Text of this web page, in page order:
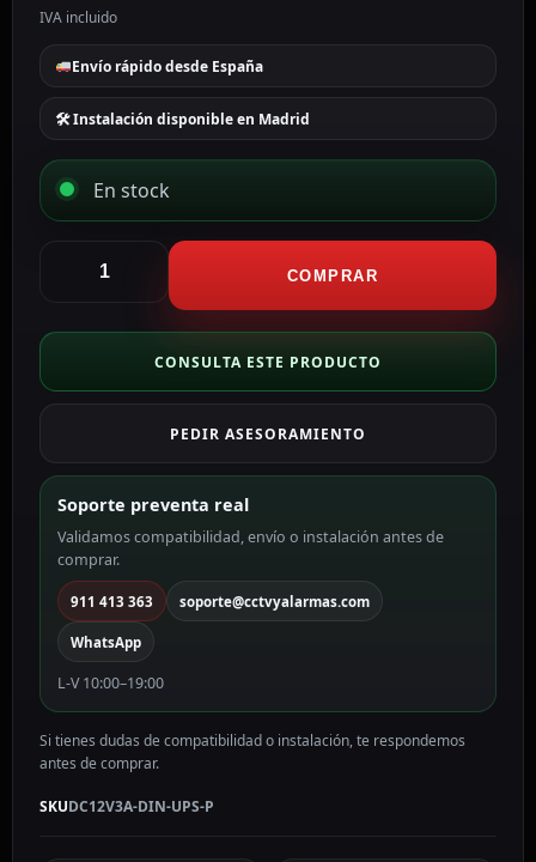
IVA incluido
Envío rápido desde España
🛠 Instalación disponible en Madrid
En stock
alimentación
función
UPS
DIN-
UPS-
cantidad
COMPRAR
CONSULTA ESTE PRODUCTO
PEDIR ASESORAMIENTO
Soporte preventa real
Validamos compatibilidad, envío o instalación antes de
comprar.
911 413 363 soporte@cctvyalarmas.com
WhatsApp
L-V 10:00–19:00
Si tienes dudas de compatibilidad o instalación, te respondemos
antes de comprar.
SKUDC12V3A-DIN-UPS-P